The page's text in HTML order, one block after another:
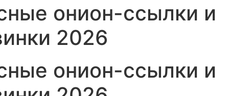
онион-ссылки и
2026
онион-ссылки и